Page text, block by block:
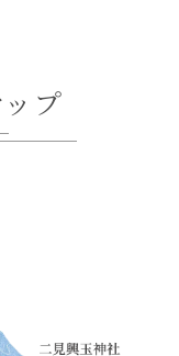
プ